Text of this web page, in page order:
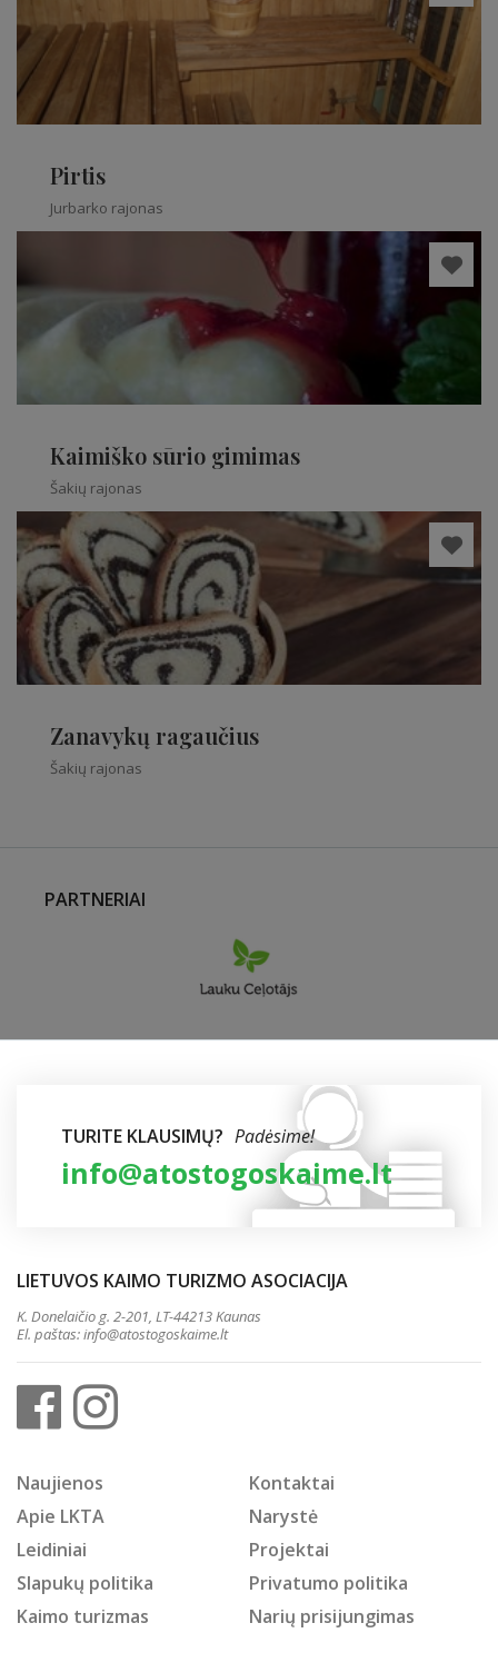
Pirtis
Jurbarko rajonas
Kaimiško sūrio gimimas
Šakių rajonas
Zanavykų ragaučius
Šakių rajonas
PARTNERIAI
TURITE KLAUSIMŲ? Padėsime!
info@atostogoskaime.lt
LIETUVOS KAIMO TURIZMO ASOCIACIJA
K. Donelaičio g. 2-201, LT-44213 Kaunas
El. paštas:info@atostogoskaime.lt
Naujienos
Kontaktai
Apie LKTA
Narystė
Leidiniai
Projektai
Slapukų politika
Privatumo politika
Kaimo turizmas
Narių prisijungimas